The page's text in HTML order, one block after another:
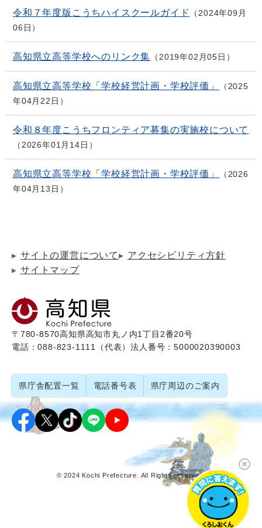
令和７年度版こうちハイスクールガイド
2024年09月
06日
高知県立高等学校へのリンク集 2019年02月05日
高知県立高等学校「学校経営計画・学校評価」
2025
年04月22日
令和８年度こうちフロンティア募集の実施校について
2026年01月14日
高知県立高等学校「学校経営計画・学校評価」
2026
年04月13日
サイトの運営について
アクセシビリティ方針
サイトマップ
〒780-8570高知県高知市丸ノ内1丁目2番20号
電話：088-823-1111（代表）法人番号：5000020390003
県庁舎配置一覧 電話番号表 県庁周辺のご案内
© 2024 Kochi Prefecture. All Rights reserved.